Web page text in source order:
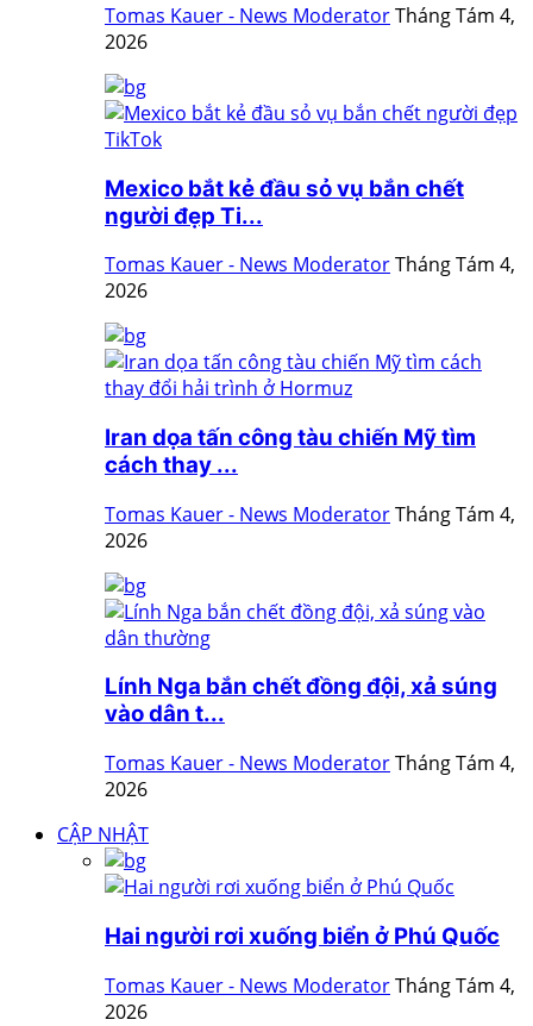
Tomas Kauer - News ModeratorTháng Tám 4,
2026
Mexico bắt kẻ đầu sỏ vụ bắn chết
người đẹp Ti...
Tomas Kauer - News ModeratorTháng Tám 4,
2026
Iran dọa tấn công tàu chiến Mỹ tìm
cách thay ...
Tomas Kauer - News ModeratorTháng Tám 4,
2026
Lính Nga bắn chết đồng đội, xả súng
vào dân t...
Tomas Kauer - News ModeratorTháng Tám 4,
2026
CẬP NHẬT
Hai người rơi xuống biển ở Phú Quốc
Tomas Kauer - News ModeratorTháng Tám 4,
2026